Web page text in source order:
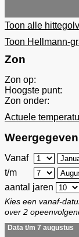
Toon alle
Toon Hellmann-
Zon
Zon op:
Hoogste punt:
Zon onder:
Actuele
Vanaf
t/m
aantal jaren
Kies een vanaf-
over 2
Data t/m 7 augustus